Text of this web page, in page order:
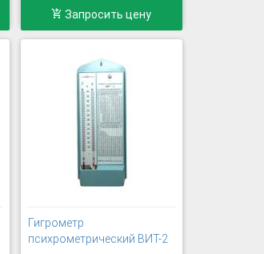
Запросить цену
Гигрометр
психрометрический ВИТ-2